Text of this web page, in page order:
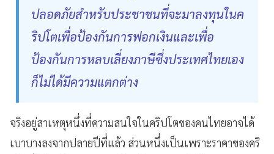
ปลอดภัยสำหรับประชาชนที่จะมาลงทุนในค
ริปโตเพื่อป้องกันการฟอกเงินและเพื่อ
ป้องกันการหลบเลี่ยงภาษีซึ่งประเทศไทยเอง
ก็ไม่ได้มีความแตกต่าง
จริงอยู่สาเหตุหนึ่งที่ความสนใจในคริปโตของคนไทยอาจได้
เบาบางลงจากปลายปีที่แล้ว ส่วนหนึ่งเป็นเพราะราคาของคริ